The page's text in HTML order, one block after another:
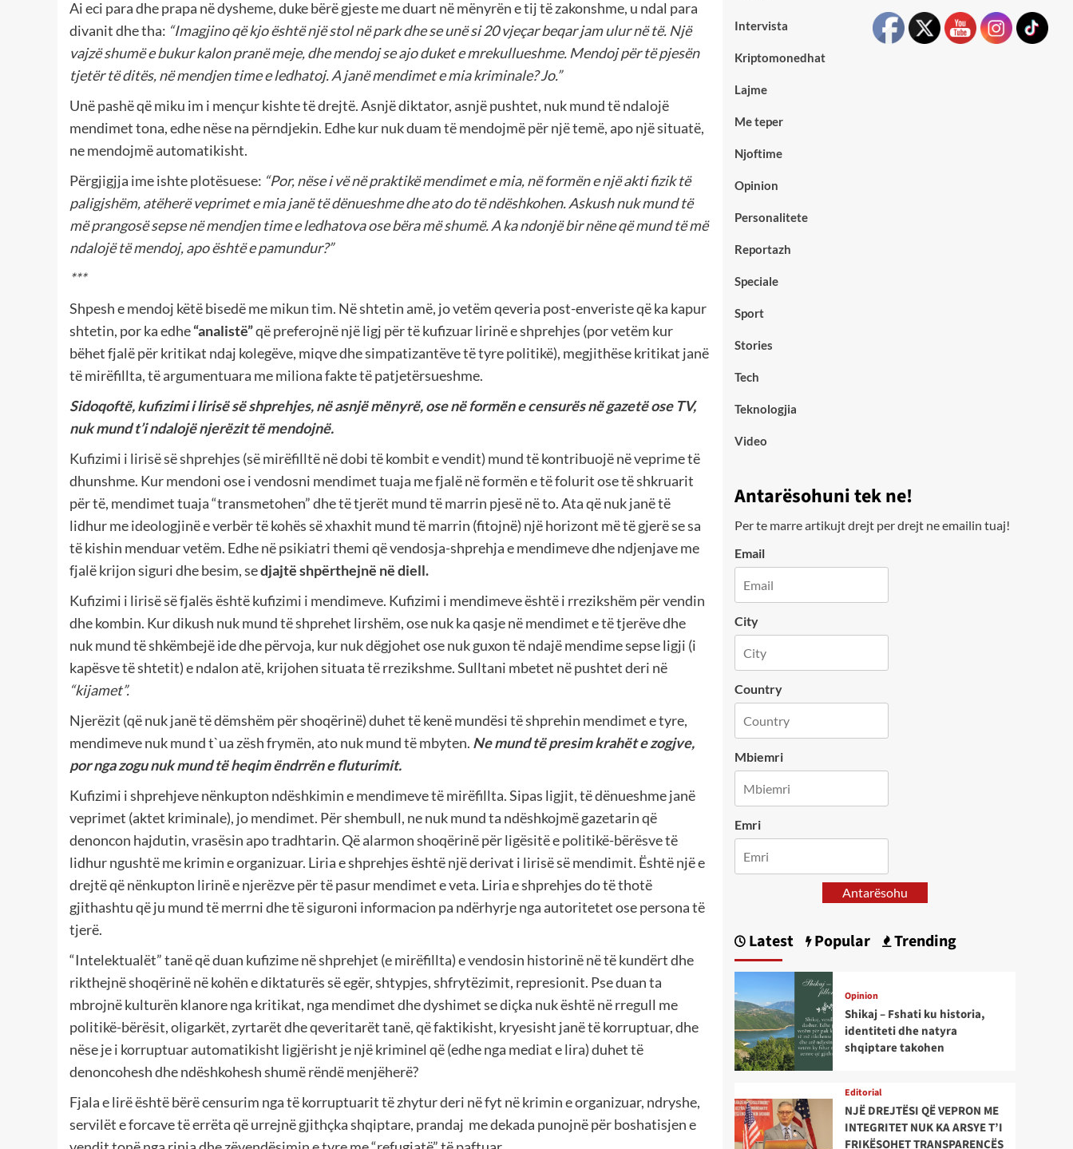
Ai eci para dhe prapa në dysheme, duke bërë gjeste me duart në mënyrën e tij të zakonshme, u ndal para
divanit dhe tha: “Imagjino që kjo është një stol në park dhe se unë si 20 vjeçar beqar jam ulur në të. Një
vajzë shumë e bukur kalon pranë meje, dhe mendoj se ajo duket e mrekullueshme. Mendoj për të pjesën
tjetër të ditës, në mendjen time e ledhatoj. A janë mendimet e mia kriminale? Jo.”
Unë pashë që miku im i mençur kishte të drejtë. Asnjë diktator, asnjë pushtet, nuk mund të ndalojë
mendimet tona, edhe nëse na përndjekin. Edhe kur nuk duam të mendojmë për një temë, apo një situatë,
ne mendojmë automatikisht.
Përgjigjja ime ishte plotësuese: “Por, nëse i vë në praktikë mendimet e mia, në formën e një akti fizik të
paligjshëm, atëherë veprimet e mia janë të dënueshme dhe ato do të ndëshkohen. Askush nuk mund të
më prangosë sepse në mendjen time e ledhatova ose bëra më shumë. A ka ndonjë bir nëne që mund të më
ndalojë të mendoj, apo është e pamundur?”
***
Shpesh e mendoj këtë bisedë me mikun tim. Në shtetin amë, jo vetëm qeveria post-enveriste që ka kapur
shtetin, por ka edhe“analistë”që preferojnë një ligj për të kufizuar lirinë e shprehjes (por vetëm kur
bëhet fjalë për kritikat ndaj kolegëve, miqve dhe simpatizantëve të tyre politikë), megjithëse kritikat janë
të mirëfillta, të argumentuara me miliona fakte të patjetërsueshme.
Sidoqoftë, kufizimi i lirisë së shprehjes, në asnjë mënyrë, ose në formën e censurës në gazetë ose TV,
nuk mund t’i ndalojë njerëzit të mendojnë.
Kufizimi i lirisë së shprehjes (së mirëfilltë në dobi të kombit e vendit) mund të kontribuojë në veprime të
dhunshme. Kur mendoni ose i vendosni mendimet tuaja me fjalë në formën e të folurit ose të shkruarit
për të, mendimet tuaja “transmetohen” dhe të tjerët mund të marrin pjesë në to. Ata që nuk janë të
lidhur me ideologjinë e verbër të kohës së xhaxhit mund të marrin (fitojnë) një horizont më të gjerë se sa
të kishin menduar vetëm. Edhe në psikiatri themi që vendosja-shprehja e mendimeve dhe ndjenjave me
fjalë krijon siguri dhe besim, sedjajtë shpërthejnë në diell.
Kufizimi i lirisë së fjalës është kufizimi i mendimeve. Kufizimi i mendimeve është i rrezikshëm për vendin
dhe kombin. Kur dikush nuk mund të shprehet lirshëm, ose nuk ka qasje në mendimet e të tjerëve dhe
nuk mund të shkëmbejë ide dhe përvoja, kur nuk dëgjohet ose nuk guxon të ndajë mendime sepse ligji (i
kapësve të shtetit) e ndalon atë, krijohen situata të rrezikshme. Sulltani mbetet në pushtet deri në
“kijamet”.
Njerëzit (që nuk janë të dëmshëm për shoqërinë) duhet të kenë mundësi të shprehin mendimet e tyre,
mendimeve nuk mund t`ua zësh frymën, ato nuk mund të mbyten. Ne mund të presim krahët e zogjve,
por nga zogu nuk mund të heqim ëndrrën e fluturimit.
Kufizimi i shprehjeve nënkupton ndëshkimin e mendimeve të mirëfillta. Sipas ligjit, të dënueshme janë
veprimet (aktet kriminale), jo mendimet. Për shembull, ne nuk mund ta ndëshkojmë gazetarin që
denoncon hajdutin, vrasësin apo tradhtarin. Që alarmon shoqërinë për ligësitë e politikë-bërësve të
lidhur ngushtë me krimin e organizuar. Liria e shprehjes është një derivat i lirisë së mendimit. Është një e
drejtë që nënkupton lirinë e njerëzve për të pasur mendimet e veta. Liria e shprehjes do të thotë
gjithashtu që ju mund të merrni dhe të siguroni informacion pa ndërhyrje nga autoritetet ose persona të
tjerë.
“Intelektualët” tanë që duan kufizime në shprehjet (e mirëfillta) e vendosin historinë në të kundërt dhe
rikthejnë shoqërinë në kohën e diktaturës së egër, shtypjes, shfrytëzimit, represionit. Pse duan ta
mbrojnë kulturën klanore nga kritikat, nga mendimet dhe dyshimet se diçka nuk është në rregull me
politikë-bërësit, oligarkët, zyrtarët dhe qeveritarët tanë, që faktikisht, kryesisht janë të korruptuar, dhe
nëse je i korruptuar automatikisht ligjërisht je një kriminel që (edhe nga mediat e lira) duhet të
denoncohesh dhe ndëshkohesh shumë rëndë menjëherë?
Fjala e lirë është bërë censurim nga të korruptuarit të zhytur deri në fyt në krimin e organizuar, ndryshe,
servilët e forcave të errëta që urrejnë gjithçka shqiptare, prandaj me dekada punojnë për boshatisjen e
Intervista
Kriptomonedhat
Lajme
Me teper
Njoftime
Opinion
Personalitete
Reportazh
Speciale
Sport
Stories
Tech
Teknologjia
Video
Antarësohuni tek ne!
Per te marre artikujt drejt per drejt ne emailin tuaj!
Email
City
Country
Mbiemri
Emri
Antarësohu
Latest Popular Trending
Opinion
Shikaj – Fshati ku historia,
identiteti dhe natyra
shqiptare takohen
Editorial
NJË DREJTËSI QË VEPRON ME
INTEGRITET NUK KA ARSYE T’I
FRIKËSOHET TRANSPARENCËS